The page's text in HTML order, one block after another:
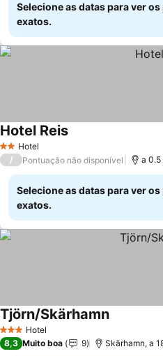
Selecione as datas para ver
exatos.
2 Estrelas
Hotel
Hotel ReisVer preços
/ Pontuação não disponível a 0.5
Selecione as datas para ver
exatos.
3 EstrelasHotel
Tjörn/SkärhamnVer preços
8,3 Muito boa 9 Skärhamn, a